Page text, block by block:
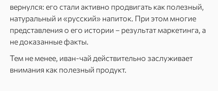
вернулся: его стали активно продвигать как полезный,
натуральный и «русский» напиток. При этом многие
представления о его истории – результат маркетинга, а
не доказанные факты.
Тем не менее, иван-чай действительно заслуживает
внимания как полезный продукт.